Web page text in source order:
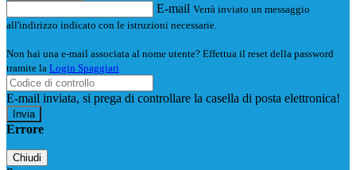
E-mail Verrà inviato un messaggio
all'indirizzo indicato con le istruzioni necessarie.
Non hai una e-mail associata al nome utente? Effettua il reset della password
tramite la Login Spaggiari
E-mail inviata, si prega di controllare la casella di posta elettronica!
Errore
Chiudi